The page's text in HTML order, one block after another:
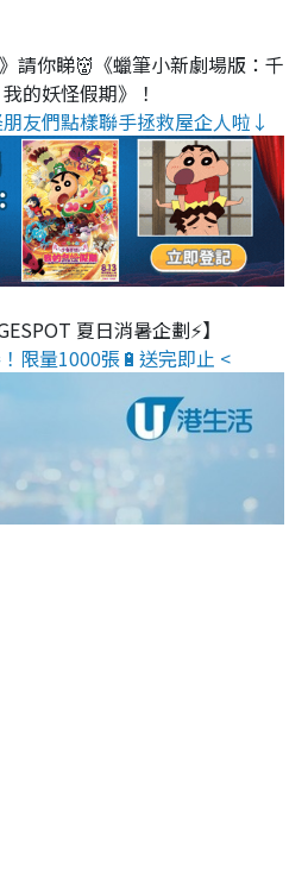
請你睇👹《蠟筆小新劇場版：千
的妖怪假期》！
友們點樣聯手拯救屋企人啦↓
夏日消暑企劃⚡】
限量1000張🔋送完即止 <